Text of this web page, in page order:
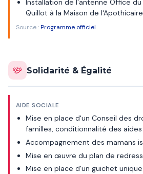
Installation de l'antenne Office
Quillot à la Maison de l'Apothicaire
Source :Programme officiel
Solidarité & Égalité
AIDE SOCIALE
Mise en place d'un Conseil des
familles, conditionnalité des
Accompagnement des mamans
Mise en œuvre du plan de
Mise en place d'un guichet